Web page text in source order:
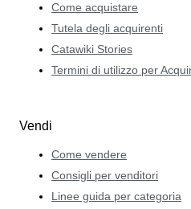
Come acquistare
Tutela degli acquirenti
Catawiki Stories
Termini di utilizzo per
Vendi
Come vendere
Consigli per venditori
Linee guida per categoria